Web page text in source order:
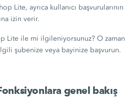
Lite, ayrıca kullanıcı başvurularının
izin verir.
Lite ile mi ilgileniyorsunuz? O zaman
şubenize veya bayinize başvurun.
genel bakış